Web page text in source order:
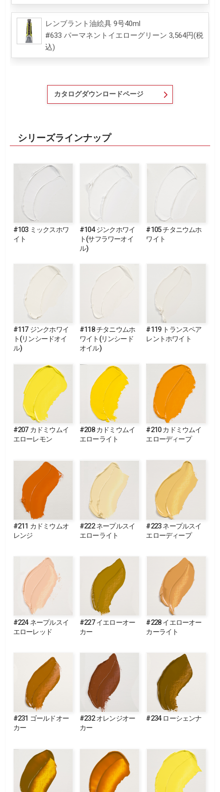
レンブラント油絵具 9号40ml
#633 パーマネントイエローグリーン 3,564円(税
込)
カタログダウンロードページ
シリーズラインナップ
#103 ミックスホワ
イト
#104 ジンクホワイ
ト(サフラワーオイ
ル)
#105 チタニウムホ
ワイト
#117 ジンクホワイ
ト(リンシードオイ
ル)
#118 チタニウムホ
ワイト(リンシード
オイル)
#119 トランスペア
レントホワイト
#207 カドミウムイ
エローレモン
#208 カドミウムイ
エローライト
#210 カドミウムイ
エローディープ
#211 カドミウムオ
レンジ
#222 ネープルスイ
エローライト
#223 ネープルスイ
エローディープ
#224 ネープルスイ
エローレッド
#227 イエローオー
カー
#228 イエローオー
カーライト
#231 ゴールドオー
カー
#232 オレンジオー
カー
#234 ローシェンナ